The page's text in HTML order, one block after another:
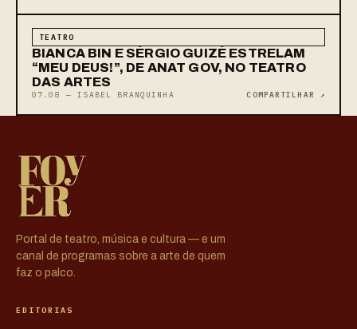
TEATRO
BIANCA BIN E SÉRGIO GUIZÉ ESTRELAM
“MEU DEUS!”, DE ANAT GOV, NO TEATRO
DAS ARTES
07.08 — ISABEL BRANQUINHA COMPARTILHAR ↗
Portal de teatro, música e cultura — e um
canal de programas sobre a arte de quem
faz o palco.
EDITORIAS